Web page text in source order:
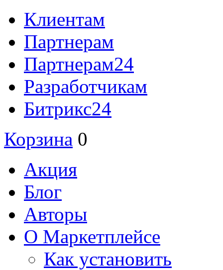
Клиентам
Партнерам
Партнерам24
Разработчикам
Битрикс24
Корзина 0
Акция
Блог
Авторы
О Маркетплейсе
Как установить